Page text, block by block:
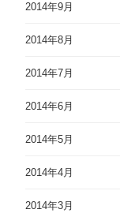
2014年9月
2014年8月
2014年7月
2014年6月
2014年5月
2014年4月
2014年3月